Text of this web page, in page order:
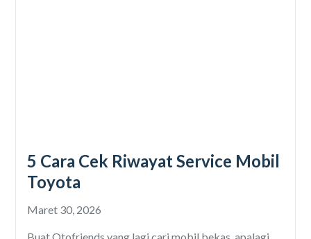
5 Cara Cek Riwayat Service Mobil
Toyota
Maret 30, 2026